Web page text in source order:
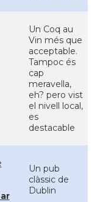
Un Coq au
Vin més que
acceptable.
Tampoc és
cap
meravella,
eh? pero vist
el nivell local,
es
destacable
Un pub
clàssic de
Dublin